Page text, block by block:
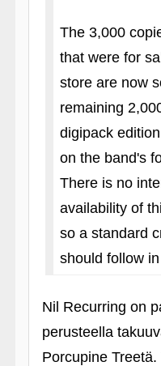
The 3,000
that were for
store are now
remaining
digipack
on the band's
There is no
availability of
so a standard
should follow
Nil Recurring on
perusteella
Porcupine